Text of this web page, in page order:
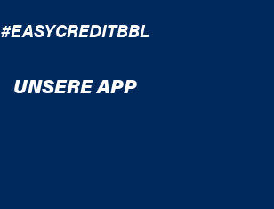
#EASYCREDITBBL
UNSERE APP